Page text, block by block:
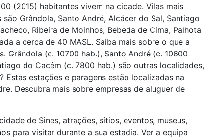
(2015) habitantes vivem na cidade. Vilas mais
Grândola, Santo André, Alcácer do Sal, Santiago
Ribeira de Moinhos, Bebeda de Cima, Palhota
a cerca de 40 MASL. Saiba mais sobre o que a
Grândola (c. 10700 hab.), Santo André (c. 10600
do Cacém (c. 7800 hab.) são outras localidades,
Estas estações e paragens estão localizadas na
Descubra mais sobre empresas de aluguer de
de Sines, atrações, sítios, eventos, museus,
para visitar durante a sua estadia. Ver a equipa